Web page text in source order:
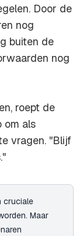
Door de
nog
buiten de
nog
roept de
om als
vragen. "Blijf
cruciale
Maar